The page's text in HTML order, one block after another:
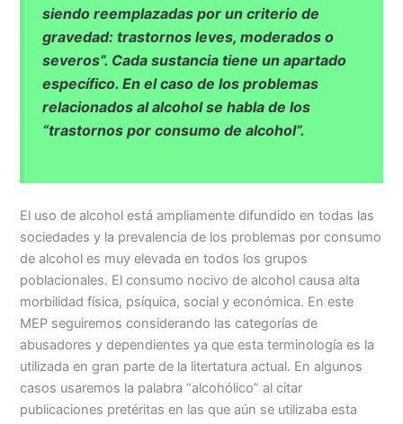
siendo reemplazadas por un criterio de
gravedad: trastornos leves, moderados o
severos”. Cada sustancia tiene un apartado
específico. En el caso de los problemas
relacionados al alcohol se habla de los
“trastornos por consumo de alcohol”.
El uso de alcohol está ampliamente difundido en todas las
sociedades y la prevalencia de los problemas por consumo
de alcohol es muy elevada en todos los grupos
poblacionales. El consumo nocivo de alcohol causa alta
morbilidad física, psíquica, social y económica. En este
MEP seguiremos considerando las categorías de
abusadores y dependientes ya que esta terminología es la
utilizada en gran parte de la litertatura actual. En algunos
casos usaremos la palabra “alcohólico” al citar
publicaciones pretéritas en las que aún se utilizaba esta